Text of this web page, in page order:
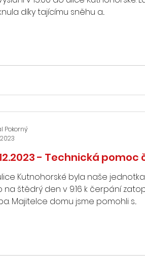
díky tajícímu sněhu a...
- Technická pomoc
Kutnohorské byla naše
na štědrý den v 9:16 k čerpání
Majitelce domu jsme pomohli s...
Pokorný
2023